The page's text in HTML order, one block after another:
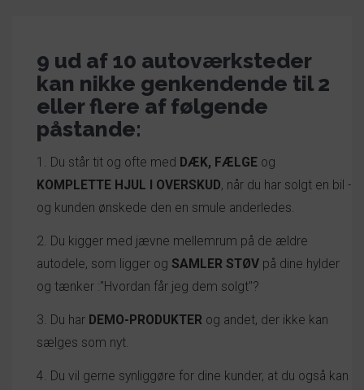
9 ud af 10 autoværksteder
kan nikke genkendende til 2
eller flere af følgende
påstande:
1. Du står tit og ofte med DÆK, FÆLGE og
KOMPLETTE HJUL I OVERSKUD, når du har solgt en bil -
og kunden ønskede den en smule anderledes.
2. Du kigger med jævne mellemrum på de ældre
autodele, som ligger og SAMLER STØV på dine hylder
og tænker :"Hvordan får jeg dem solgt"?
3. Du har DEMO-PRODUKTER og andet, der ikke kan
sælges som nyt.
4. Du vil gerne synliggøre for dine kunder, at du også kan